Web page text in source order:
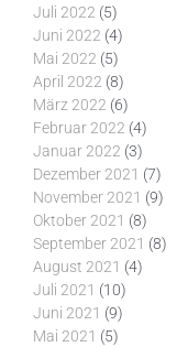
Juli 2022 (5)
Juni 2022 (4)
Mai 2022 (5)
April 2022 (8)
März 2022 (6)
Februar 2022 (4)
Januar 2022 (3)
Dezember 2021 (7)
November 2021 (9)
Oktober 2021 (8)
September 2021 (8)
August 2021 (4)
Juli 2021 (10)
Juni 2021 (9)
Mai 2021 (5)